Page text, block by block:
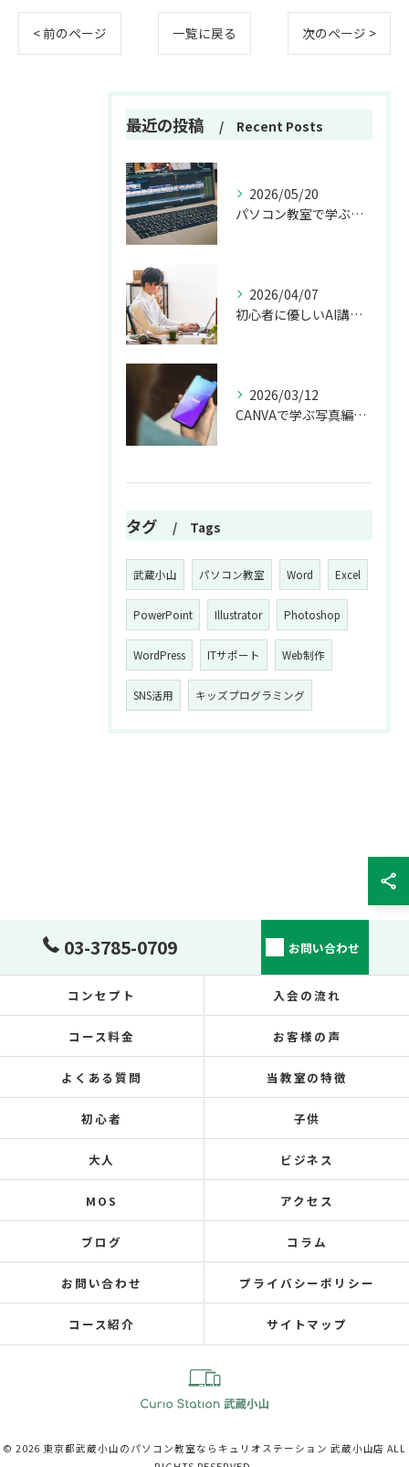
< 前のページ 一覧に戻る 次のページ >
最近の投稿 Recent Posts
2026/05/20
パソコン教室で学ぶ動画編集の基本技術
2026/04/07
初心者に優しいAI講座の基礎解説
2026/03/12
CANVAで学ぶ写真編集の基本と応用
タグ Tags
武蔵小山 パソコン教室 Word Excel
PowerPoint Illustrator Photoshop
WordPress ITサポート Web制作
SNS活用 キッズプログラミング
03-3785-0709 お問い合わせ
コンセプト 入会の流れ
コース料金 お客様の声
よくある質問 当教室の特徴
初心者 子供
大人 ビジネス
MOS アクセス
ブログ コラム
お問い合わせ プライバシーポリシー
コース紹介 サイトマップ
© 2026 東京都武蔵小山のパソコン教室ならキュリオステーション 武蔵小山店 ALL